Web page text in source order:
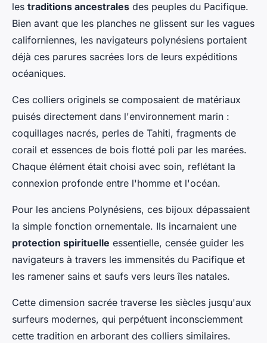
les traditions ancestrales des peuples du Pacifique.
Bien avant que les planches ne glissent sur les vagues
californiennes, les navigateurs polynésiens portaient
déjà ces parures sacrées lors de leurs expéditions
océaniques.
Ces colliers originels se composaient de matériaux
puisés directement dans l'environnement marin :
coquillages nacrés, perles de Tahiti, fragments de
corail et essences de bois flotté poli par les marées.
Chaque élément était choisi avec soin, reflétant la
connexion profonde entre l'homme et l'océan.
Pour les anciens Polynésiens, ces bijoux dépassaient
la simple fonction ornementale. Ils incarnaient une
protection spirituelle essentielle, censée guider les
navigateurs à travers les immensités du Pacifique et
les ramener sains et saufs vers leurs îles natales.
Cette dimension sacrée traverse les siècles jusqu'aux
surfeurs modernes, qui perpétuent inconsciemment
cette tradition en arborant des colliers similaires.